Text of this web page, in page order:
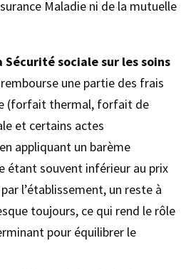
Maladie ni de la mutuelle
sociale sur les soins
une partie des frais
(forfait thermal, forfait de
et certains actes
appliquant un barème
étant souvent inférieur au prix
l’établissement, un reste à
toujours, ce qui rend le rôle
pour équilibrer le